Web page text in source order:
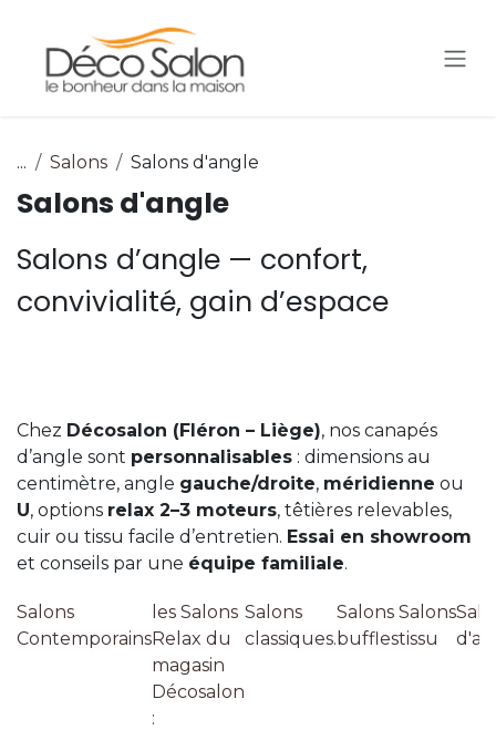
... Salons Salons d'angle
Salons d'angle
Salons d’angle — confort,
convivialité, gain d’espace
Chez Décosalon (Fléron – Liège), nos canapés
d’angle sont personnalisables : dimensions au
centimètre, angle gauche/droite, méridienne ou
U, options relax 2–3 moteurs, têtières relevables,
cuir ou tissu facile d’entretien. Essai en showroom
et conseils par une équipe familiale.
Salons
Contemporains
les Salons
Relax du
magasin
Décosalon
:
Salons
classiques.
Salons
buffles
Salons
tissu